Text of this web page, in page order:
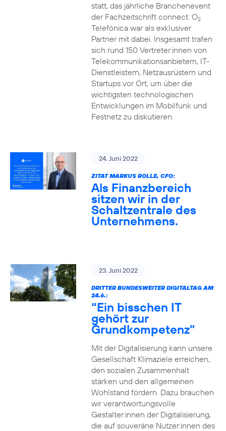
statt, das jährliche Branchenevent
der Fachzeitschrift connect. O2
Telefónica war als exklusiver
Partner mit dabei. Insgesamt trafen
sich rund 150 Vertreter:innen von
Telekommunikationsanbietern, IT-
Dienstleistern, Netzausrüstern und
Startups vor Ort, um über die
wichtigsten technologischen
Entwicklungen im Mobilfunk und
Festnetz zu diskutieren.
24. Juni 2022
ZITAT MARKUS ROLLE, CFO:
Als Finanzbereich
sitzen wir in der
Schaltzentrale des
Unternehmens.
23. Juni 2022
DRITTER BUNDESWEITER DIGITALTAG AM
24.6.:
“Ein bisschen IT
gehört zur
Grundkompetenz”
Mit der Digitalisierung kann unsere
Gesellschaft Klimaziele erreichen,
den sozialen Zusammenhalt
stärken und den allgemeinen
Wohlstand fördern. Dazu brauchen
wir verantwortungsvolle
Gestalter:innen der Digitalisierung,
die auf souveräne Nutzer:innen des